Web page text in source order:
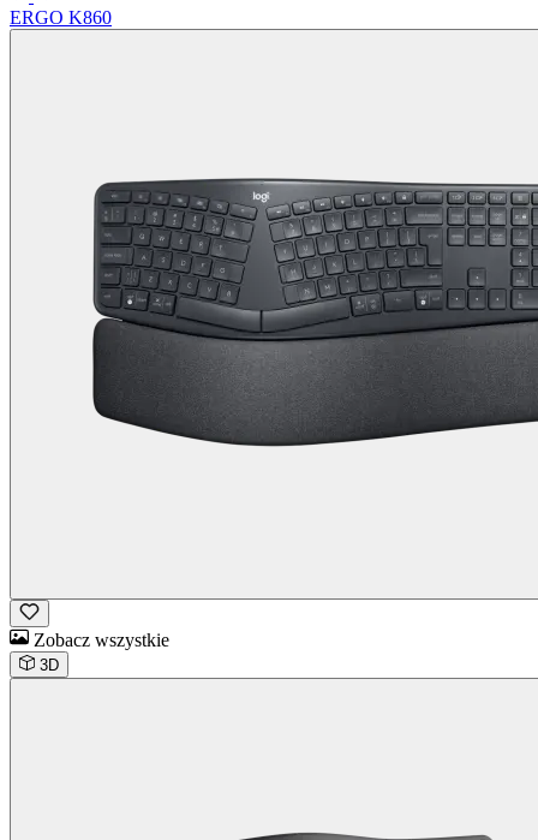
ERGO K860
Zobacz wszystkie
3D